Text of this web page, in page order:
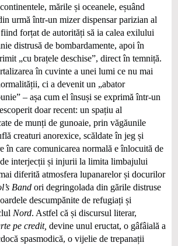
mările și oceanele, eșuând
urmă într-un mizer dispensar parizian al
forțat de autorități să ia calea exilului
distrusă de bombardamente, apoi în
„cu brațele deschise”, direct în temniță.
în cuvinte a unei lumi ce nu mai
ci a devenit un „abator
– așa cum el însuși se exprimă într-un
doar recent: un spațiu al
de munți de gunoaie, prin văgăunile
creaturi anorexice, scăldate în jeg și
în care comunicarea normală e înlocuită de
interjecții și injurii la limita limbajului
diferită atmosfera lupanarelor și docurilor
Bandori degringolada din gările distruse
descumpănite de refugiați și
Nord. Astfel că și discursul literar,
pe credit, devine unul eructat, o gâfâială a
spasmodică, o vijelie de trepanații